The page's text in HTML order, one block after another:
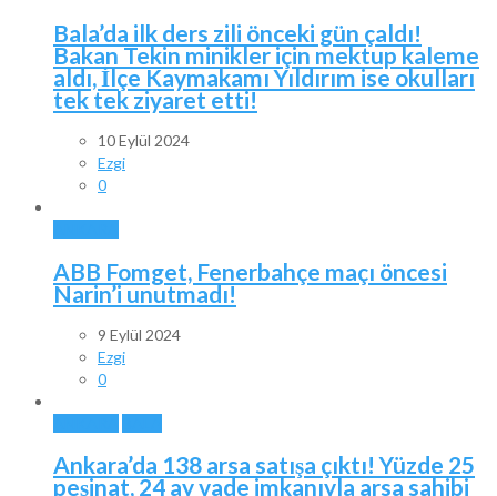
Bala’da ilk ders zili önceki gün çaldı!
Bakan Tekin minikler için mektup kaleme
aldı, İlçe Kaymakamı Yıldırım ise okulları
tek tek ziyaret etti!
10 Eylül 2024
Ezgi
0
ABB Fomget, Fenerbahçe maçı öncesi
Narin’i unutmadı!
9 Eylül 2024
Ezgi
0
Ankara’da 138 arsa satışa çıktı! Yüzde 25
peşinat, 24 ay vade imkanıyla arsa sahibi